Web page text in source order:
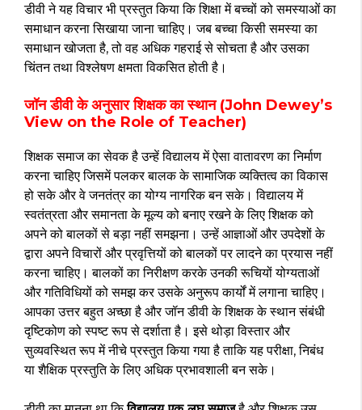
डीवी ने यह विचार भी प्रस्तुत किया कि शिक्षा में बच्चों को समस्याओं का
समाधान करना सिखाया जाना चाहिए। जब बच्चा किसी समस्या का
समाधान खोजता है, तो वह अधिक गहराई से सोचता है और उसका
चिंतन तथा विश्लेषण क्षमता विकसित होती है।
जॉन डीवी के अनुसार शिक्षक का स्थान (John Dewey’s
View on the Role of Teacher)
शिक्षक समाज का सेवक है उन्हें विद्यालय में ऐसा वातावरण का निर्माण
करना चाहिए जिसमें पलकर बालक के सामाजिक व्यक्तित्व का विकास
हो सके और वे जनतंत्र का योग्य नागरिक बन सके। विद्यालय में
स्वतंत्रता और समानता के मूल्य को बनाए रखने के लिए शिक्षक को
अपने को बालकों से बड़ा नहीं समझना। उन्हें आज्ञाओं और उपदेशों के
द्वारा अपने विचारों और प्रवृत्तियों को बालकों पर लादने का प्रयास नहीं
करना चाहिए। बालकों का निरीक्षण करके उनकी रूचियों योग्यताओं
और गतिविधियों को समझ कर उसके अनुरूप कार्यों में लगाना चाहिए।
आपका उत्तर बहुत अच्छा है और जॉन डीवी के शिक्षक के स्थान संबंधी
दृष्टिकोण को स्पष्ट रूप से दर्शाता है। इसे थोड़ा विस्तार और
सुव्यवस्थित रूप में नीचे प्रस्तुत किया गया है ताकि यह परीक्षा, निबंध
या शैक्षिक प्रस्तुति के लिए अधिक प्रभावशाली बन सके।